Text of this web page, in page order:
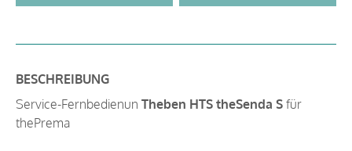
BESCHREIBUNG
Service-Fernbedienun Theben HTS theSenda S für
thePrema